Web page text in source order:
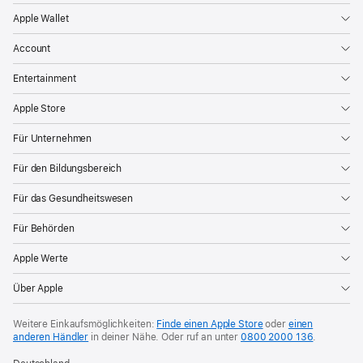
Apple Wallet
Account
Entertainment
Apple Store
Für Unternehmen
Für den Bildungsbereich
Für das Gesundheitswesen
Für Behörden
Apple Werte
Über Apple
Weitere Einkaufsmöglichkeiten: Finde einen Apple Storeoder einen
anderen Händler in deiner Nähe.Oder ruf an unter0800 2000 136.